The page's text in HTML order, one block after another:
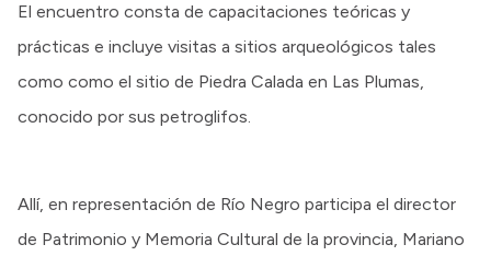
El encuentro consta de capacitaciones teóricas y
prácticas e incluye visitas a sitios arqueológicos tales
como como el sitio de Piedra Calada en Las Plumas,
conocido por sus petroglifos.
Allí, en representación de Río Negro participa el director
de Patrimonio y Memoria Cultural de la provincia, Mariano